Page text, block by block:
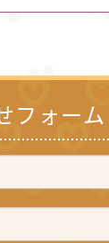
フォーム